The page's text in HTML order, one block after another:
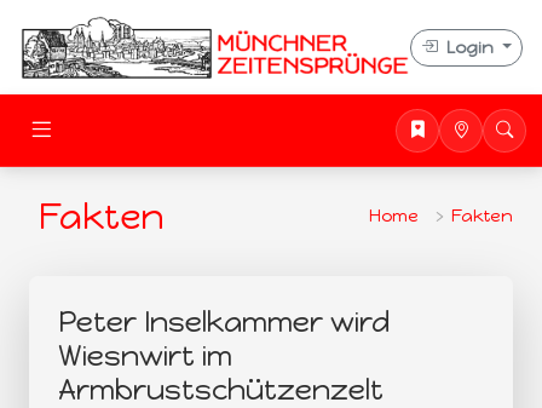
Login
Fakten Home Fakten
Peter Inselkammer wird
Wiesnwirt im
Armbrustschützenzelt